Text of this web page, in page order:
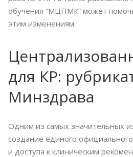
обучения “МЦПМК” может
этим изменениям.
для КР:
Минздрава
Одним из самых значительных
создание единого
и доступа к клиническим